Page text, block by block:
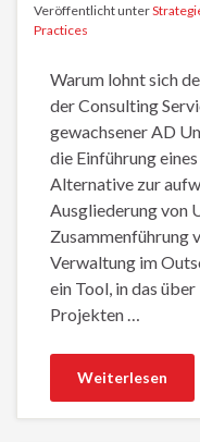
Veröffentlicht unter
Practices
Warum lohnt sich
der Consulting
gewachsener AD
die Einführung
Alternative zur
Ausgliederung von
Zusammenführung
Verwaltung im
ein Tool, in das
Projekten …
Weiterlesen